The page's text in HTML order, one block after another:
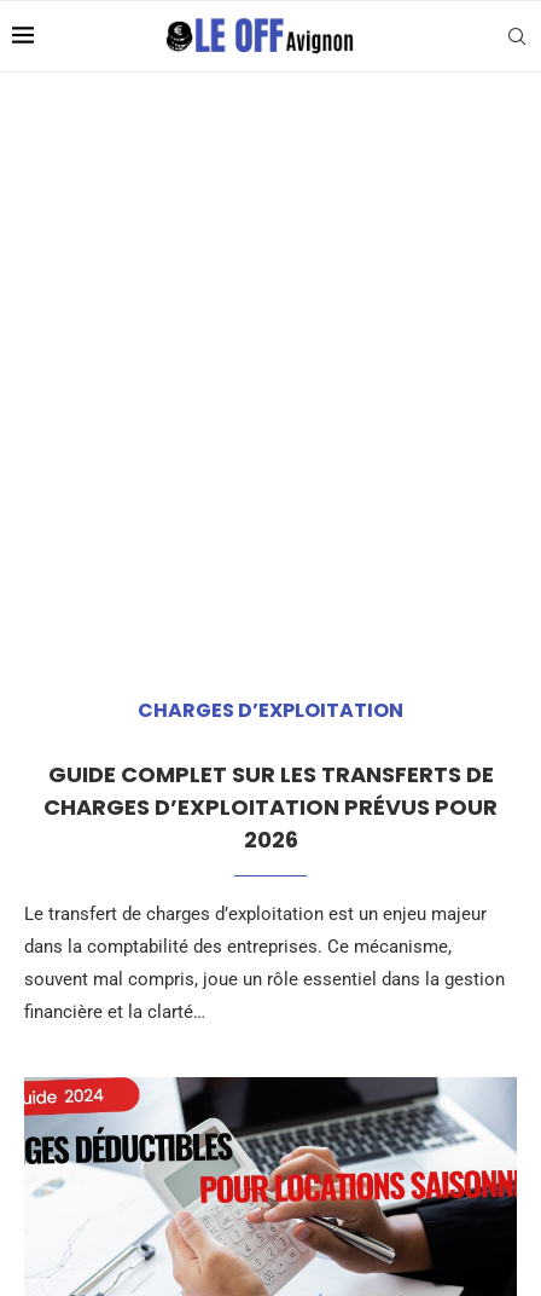
CHARGES D’EXPLOITATION
GUIDE COMPLET SUR LES TRANSFERTS DE
CHARGES D’EXPLOITATION PRÉVUS POUR
2026
Le transfert de charges d’exploitation est un enjeu majeur
dans la comptabilité des entreprises. Ce mécanisme,
souvent mal compris, joue un rôle essentiel dans la gestion
financière et la clarté…